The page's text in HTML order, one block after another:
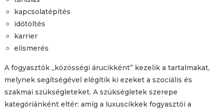
kapcsolatépítés
időtöltés
karrier
elismerés
A fogyasztók „közösségi árucikként” kezelik a tartalmakat,
melynek segítségével elégítik ki ezeket a szociális és
szakmai szükségleteket. A szükségletek szerepe
kategóriánként eltér: amíg a luxuscikkek fogyasztói a